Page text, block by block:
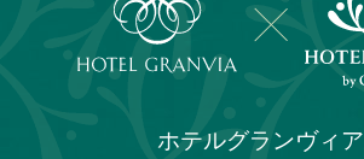
ホテルグランヴィア